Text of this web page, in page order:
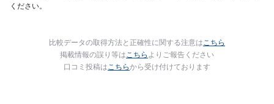
ください。
比較データの取得方法と正確性に関する注意はこちら
掲載情報の誤り等はこちらよりご報告ください
口コミ投稿はこちらから受け付けております